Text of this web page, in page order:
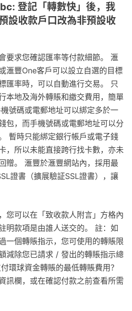
登記「轉數快」後，我
設收款戶口改為非預設收
要求您確認匯率等付款細節。 滙
滙豐One客戶可以設立自選的目標
匯率時，可以自動進行交易。 只
本地及海外轉賬和繳交費用，簡單
號碼或電郵地址可以綁定多於一
包，而手機號碼或電郵地址可以分
暫時只能綁定銀行帳戶或電子錢
，所以未能直接跨行找卡數，亦未
贈。 滙豐於滙豐網站內，採用最
證書（擴展驗証SSL證書），讓
您可以在「致收款人附言」方格內
明款項是由誰人送交的。 註：如
一個轉賬指示，您可使用的轉賬限
減除您已請求 / 發出的轉賬指示總
環球資金轉賬的最低轉賬費用？
訊欄，或在確認付款之前查看所需